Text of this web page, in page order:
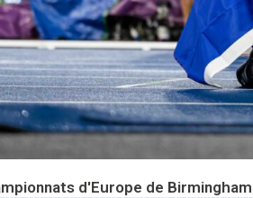
d'Europe de